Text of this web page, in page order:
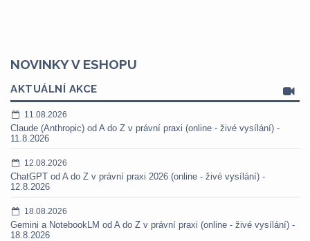
NOVINKY V ESHOPU
AKTUÁLNÍ AKCE
11.08.2026
Claude (Anthropic) od A do Z v právní praxi (online - živé vysílání) -
11.8.2026
12.08.2026
ChatGPT od A do Z v právní praxi 2026 (online - živé vysílání) -
12.8.2026
18.08.2026
Gemini a NotebookLM od A do Z v právní praxi (online - živé vysílání) -
18.8.2026